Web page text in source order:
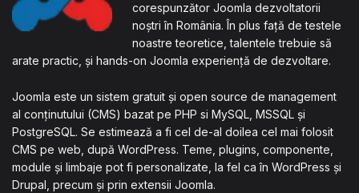
corespunzător Joomla dezvoltatorii
noștri în România. În plus față de testele
noastre teoretice, talentele trebuie să
arate practic, și hands-on Joomla experiență de dezvoltare.
Joomla este un sistem gratuit și open source de management
al conținutului (CMS) bazat pe PHP si MySQL, MSSQL și
PostgreSQL. Se estimează a fi cel de-al doilea cel mai folosit
CMS pe web, după WordPress. Teme, plugins, componente,
module și limbaje pot fi personalizate, la fel ca în WordPress și
Drupal, precum și prin extensii Joomla.